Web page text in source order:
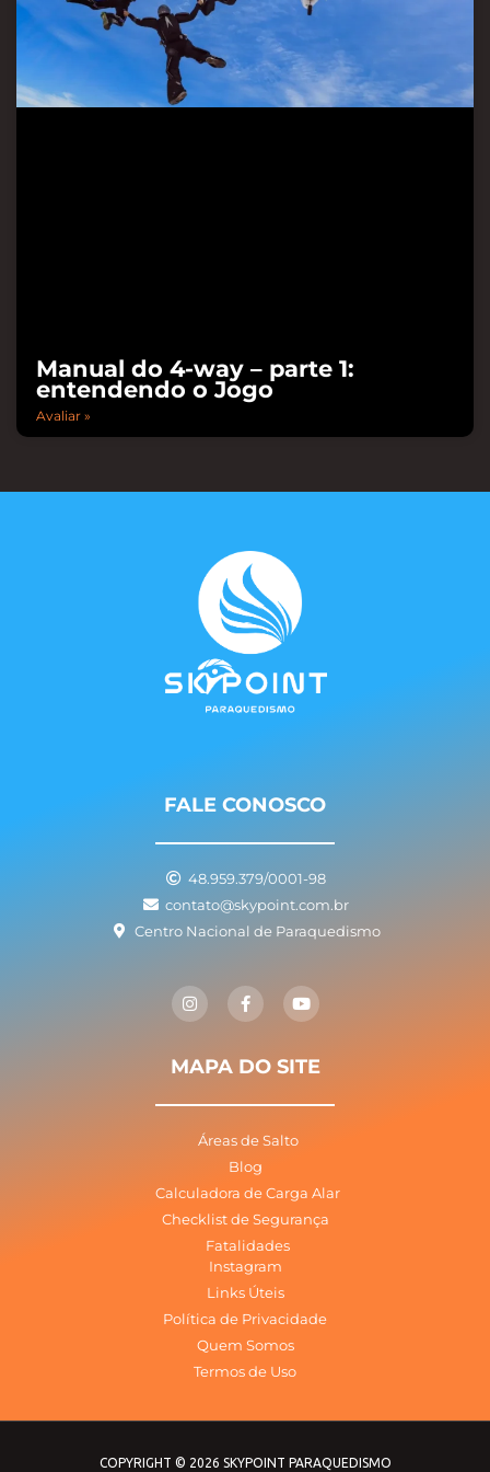
Manual do 4-way – parte 1:
entendendo o Jogo
Avaliar »
FALE CONOSCO
48.959.379/0001-98
contato@skypoint.com.br
Centro Nacional de Paraquedismo
n
s
t
r
m
a
c
e
o
-
o
u
t
e
MAPA DO SITE
Áreas de Salto
Blog
Calculadora de Carga Alar
Checklist de Segurança
Fatalidades
Instagram
Links Úteis
Política de Privacidade
Quem Somos
Termos de Uso
COPYRIGHT © 2026 SKYPOINT PARAQUEDISMO